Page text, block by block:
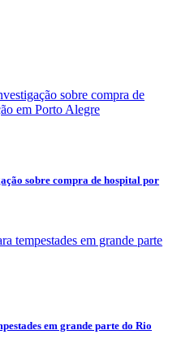
sobre compra de hospital por
em grande parte do Rio